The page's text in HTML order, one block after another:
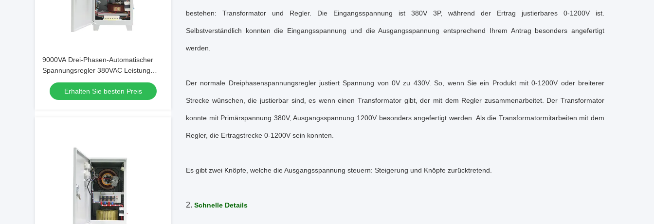
9000VA Drei-Phasen-Automatischer
Spannungsregler 380VAC Leistung
AVR Industrie-Stabilisator Fabrik
DirektverkaufErhalten Sie besten Preis
bestehen: Transformator und Regler. Die Eingangsspannung ist 380V 3P, während der Ertrag justierbares 0-1200V ist.
Selbstverständlich konnten die Eingangsspannung und die Ausgangsspannung entsprechend Ihrem Antrag besonders angefertigt
werden.
Der normale Dreiphasenspannungsregler justiert Spannung von 0V zu 430V. So, wenn Sie ein Produkt mit 0-1200V oder breiterer
Strecke wünschen, die justierbar sind, es wenn einen Transformator gibt, der mit dem Regler zusammenarbeitet. Der Transformator
konnte mit Primärspannung 380V, Ausgangsspannung 1200V besonders angefertigt werden. Als die Transformatormitarbeiten mit dem
Regler, die Ertragstrecke 0-1200V sein konnten.
Es gibt zwei Knöpfe, welche die Ausgangsspannung steuern: Steigerung und Knöpfe zurücktretend.
2. Schnelle Details